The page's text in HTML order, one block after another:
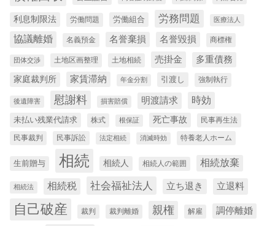
利息制限法 労働問題 労働組合 労務問題 医療法人
協議離婚 名義預金 名誉棄損 名誉毀損 商標権
団体交渉 土地区画整理 土地相続 売掛金
多重債務
家庭裁判所
家賃滞納 年金分割 引渡し 強制執行
後遺障害 慰謝料 損害賠償 明渡請求 時効
未払い残業代請求 株式 根保証 死亡事故 民事再生法
民事裁判 民事訴訟 法定相続 消滅時効 特養老人ホーム
生前贈与 相続 相続人 相続人の範囲 相続放棄
相続法 相続税 社会福祉法人 立ち退き 立退料
自己破産 裁判 裁判離婚 親権 解雇 調停離婚